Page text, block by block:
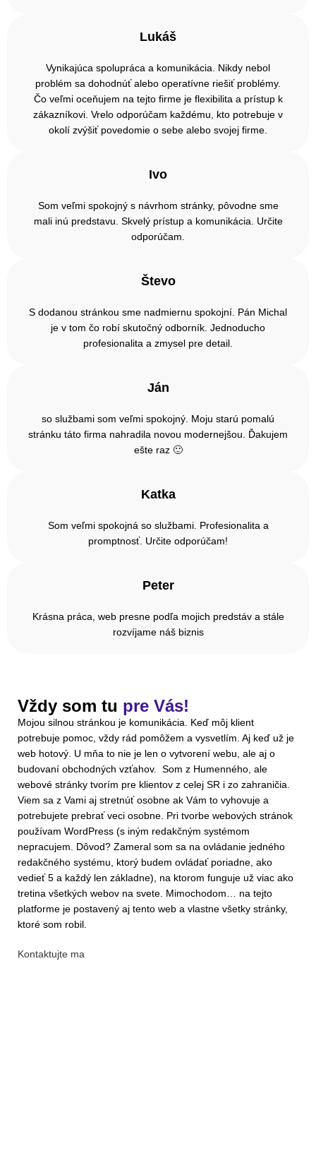
Lukáš
Vynikajúca spolupráca a komunikácia. Nikdy nebol
problém sa dohodnúť alebo operatívne riešiť problémy.
Čo veľmi oceňujem na tejto firme je flexibilita a prístup k
zákazníkovi. Vrelo odporúčam každému, kto potrebuje v
okolí zvýšiť povedomie o sebe alebo svojej firme.
Ivo
Som veľmi spokojný s návrhom stránky, pôvodne sme
mali inú predstavu. Skvelý prístup a komunikácia. Určite
odporúčam.
Števo
S dodanou stránkou sme nadmiernu spokojní. Pán Michal
je v tom čo robí skutočný odborník. Jednoducho
profesionalita a zmysel pre detail.
Ján
so službami som veľmi spokojný. Moju starú pomalú
stránku táto firma nahradila novou modernejšou. Ďakujem
ešte raz 🙂
Katka
Som veľmi spokojná so službami. Profesionalita a
promptnosť. Určite odporúčam!
Peter
Krásna práca, web presne podľa mojich predstáv a stále
rozvíjame náš biznis
Vždy som tu pre Vás!
Mojou silnou stránkou je komunikácia. Keď môj klient
potrebuje pomoc, vždy rád pomôžem a vysvetlím. Aj keď už je
web hotový. U mňa to nie je len o vytvorení webu, ale aj o
budovaní obchodných vzťahov. Som z Humenného, ale
webové stránky tvorím pre klientov z celej SR i zo zahraničia.
Viem sa z Vami aj stretnúť osobne ak Vám to vyhovuje a
potrebujete prebrať veci osobne. Pri tvorbe webových stránok
používam WordPress (s iným redakčným systémom
nepracujem. Dôvod? Zameral som sa na ovládanie jedného
redakčného systému, ktorý budem ovládať poriadne, ako
vedieť 5 a každý len základne), na ktorom funguje už viac ako
tretina všetkých webov na svete. Mimochodom… na tejto
platforme je postavený aj tento web a vlastne všetky stránky,
ktoré som robil.
Kontaktujte ma